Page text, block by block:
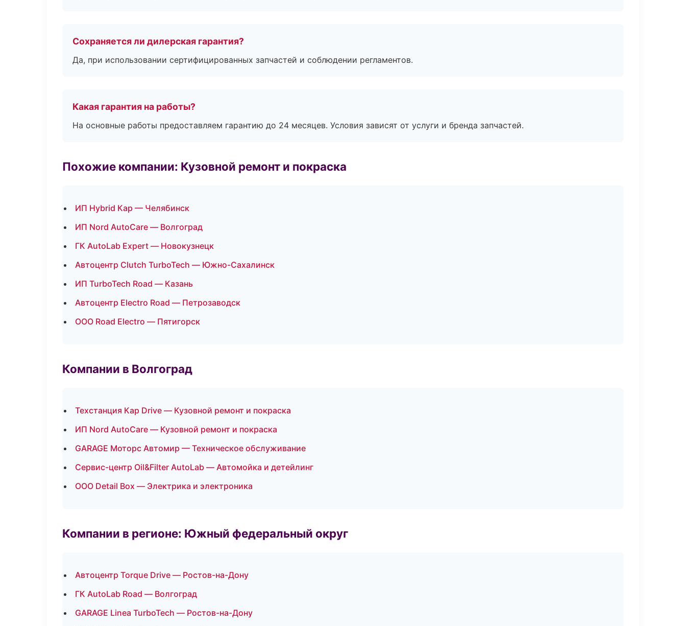
Сохраняется ли дилерская гарантия?
Да, при использовании сертифицированных запчастей и соблюдении регламентов.
Какая гарантия на работы?
На основные работы предоставляем гарантию до 24 месяцев. Условия зависят от услуги и бренда запчастей.
Похожие компании: Кузовной ремонт и покраска
ИП Hybrid Кар — Челябинск
ИП Nord AutoCare — Волгоград
ГК AutoLab Expert — Новокузнецк
Автоцентр Clutch TurboTech — Южно-Сахалинск
ИП TurboTech Road — Казань
Автоцентр Electro Road — Петрозаводск
ООО Road Electro — Пятигорск
Компании в Волгоград
Техстанция Кар Drive — Кузовной ремонт и покраска
ИП Nord AutoCare — Кузовной ремонт и покраска
GARAGE Моторс Автомир — Техническое обслуживание
Сервис-центр Oil&Filter AutoLab — Автомойка и детейлинг
ООО Detail Box — Электрика и электроника
Компании в регионе: Южный федеральный округ
Автоцентр Torque Drive — Ростов-на-Дону
ГК AutoLab Road — Волгоград
GARAGE Linea TurboTech — Ростов-на-Дону